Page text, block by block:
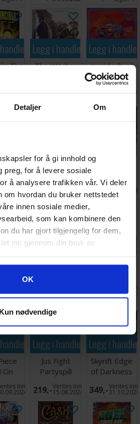
Detaljer Om
for å gi innhold og
preg, for å levere sosiale
å analysere trafikken vår. Vi deler
om hvordan du bruker nettstedet
innen sosiale medier,
som kan kombinere den
du har gjort tilgjengelig for dem,
inn gjennom din bruk av
for personvern
OK
Kun nødvendige
The
Legg i handlekurven
The Witcher
Legg i
Joyride Duel
Next Gen
Brettspill
Antall på
Set 1
lager:1
Marvel
Skirmish in
New York
Brettspill
398,- lager:1
Legg i
1 277,- Antall
lager:
the
Legg i handlekurven
Little Soldiers
358,- lager:2
Legg i
Batman
Brettspill
419,- Ventes inn
15.08.2026
On
inn
Legg i handlekurven
Jus Fight
Partyspill
219,-Ventes inn
15.08.2026
Legg i
Skyrift Edge
of Darkness
Kortspill
349,-Ventes inn
31.10.2026